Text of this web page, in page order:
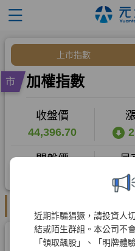
近期詐騙猖獗，請投資人
結或陌生群組。本公司不
「領取飆股」、「明牌體